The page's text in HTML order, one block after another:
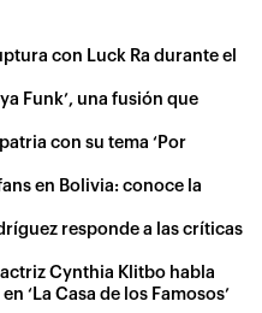
con Luck Ra durante el
Funk’, una fusión que
con su tema ‘Por
en Bolivia: conoce la
responde a las críticas
Cynthia Klitbo habla
‘La Casa de los Famosos’